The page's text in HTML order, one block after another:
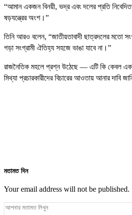
“আমান একজন বিনয়ী, ভদ্র এবং দলের প্রতি
ষড়যন্ত্রের অংশ।”
তিনি আরও বলেন, “জাতীয়তাবাদী ছাত্রদলের মতো
গড়া সংগ্রামী ঐতিহ্য সহজে ভাঙা যাবে না।”
রাজনৈতিক মহলে প্রশ্ন উঠেছে — এটি কি কেবল
মিথ্যা প্রচারকারীদের বিচারের আওতায় আনার দাবি
মতামত দিন
Your email address will not be published.